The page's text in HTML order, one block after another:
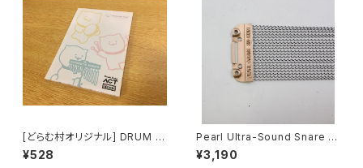
[どらむ村オリジナル] DRUM S
HOP ACT × 柴犬ラク ひとこと
便箋
¥528
Pearl Ultra-Sound Snare W
ires 20本 "I"-Type 13" 内面
¥3,190